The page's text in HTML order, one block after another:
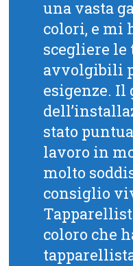
una vasta
colori, e mi
scegliere le
avvolgibili
esigenze. Il
stato
lavoro in
molto
consiglio
coloro che